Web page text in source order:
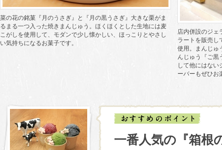
菜の花の銘菓『月のうさぎ』と『月の黒うさぎ』大きな栗がま
るまる一つ入った焼きまんじゅう。ほくほくとした生地には麦
こがしを使用して、モダンで少し懐かしい、ほっこりとやさし
い気持ちになるお菓子です。
店内併設のジェ
ラートを販売し
使用。まんじゅ
んじゅう『ご黒
して他にはない
ーバーもぜひお
一番人気の『箱根